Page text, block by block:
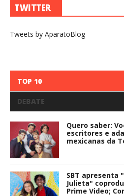
TWITTER
Tweets by AparatoBlog
TOP 10
DEBATE
Quero saber:
escritores e
mexicanas da
SBT apresenta
Julieta"
Prime Video;